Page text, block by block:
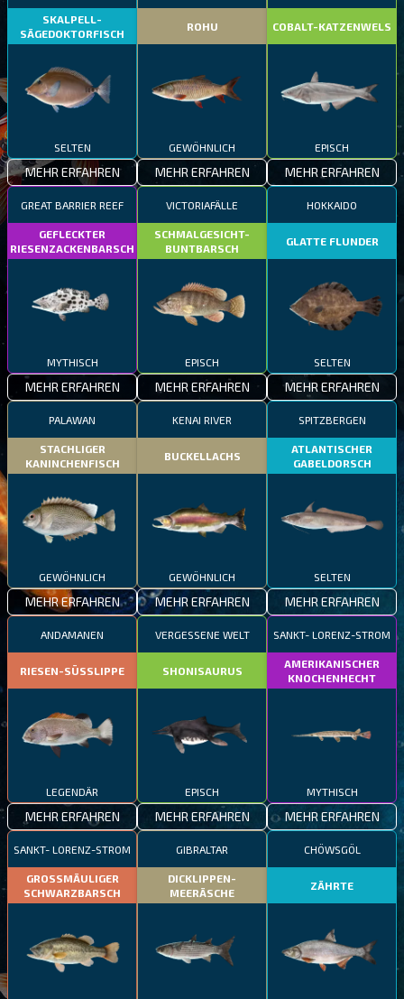
SKALPELL-
SÄGEDOKTORFISCH
SELTEN
MEHR ERFAHREN
ROHU
GEWÖHNLICH
MEHR ERFAHREN
COBALT-KATZENWELS
EPISCH
MEHR ERFAHREN
GREAT BARRIER REEF
GEFLECKTER
RIESENZACKENBARSCH
MYTHISCH
MEHR ERFAHREN
VICTORIAFÄLLE
SCHMALGESICHT-
BUNTBARSCH
EPISCH
MEHR ERFAHREN
HOKKAIDO
GLATTE FLUNDER
SELTEN
MEHR ERFAHREN
PALAWAN
STACHLIGER
KANINCHENFISCH
GEWÖHNLICH
MEHR ERFAHREN
KENAI RIVER
BUCKELLACHS
GEWÖHNLICH
MEHR ERFAHREN
SPITZBERGEN
ATLANTISCHER
GABELDORSCH
SELTEN
MEHR ERFAHREN
ANDAMANEN
RIESEN-SÜSSLIPPE
LEGENDÄR
MEHR ERFAHREN
VERGESSENE WELT
SHONISAURUS
EPISCH
MEHR ERFAHREN
SANKT- LORENZ-STROM
AMERIKANISCHER
KNOCHENHECHT
MYTHISCH
MEHR ERFAHREN
SANKT- LORENZ-STROM
GROSSMÄULIGER
SCHWARZBARSCH
GIBRALTAR
DICKLIPPEN-
MEERÄSCHE
CHÖWSGÖL
ZÄHRTE